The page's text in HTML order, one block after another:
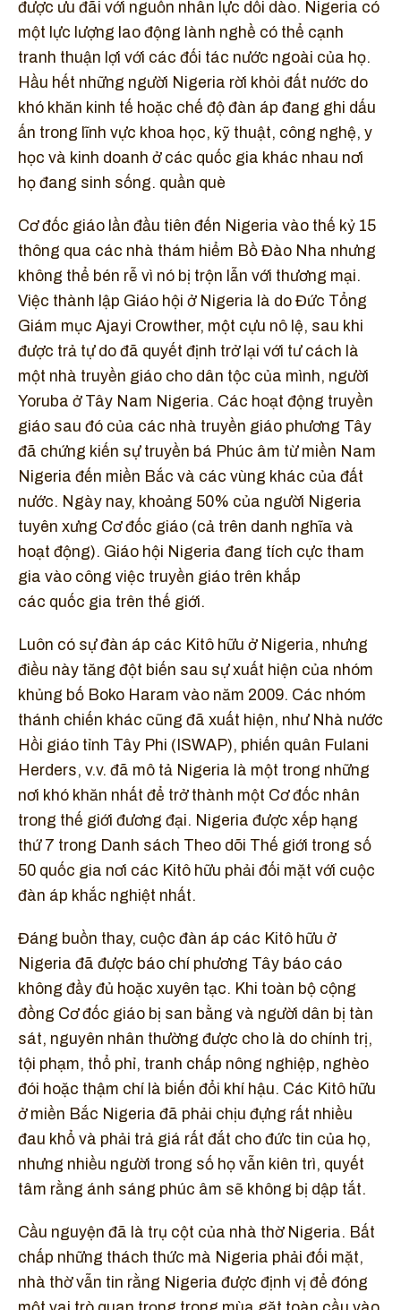
được ưu đãi với nguồn nhân lực dồi dào. Nigeria có
một lực lượng lao động lành nghề có thể cạnh
tranh thuận lợi với các đối tác nước ngoài của họ.
Hầu hết những người Nigeria rời khỏi đất nước do
khó khăn kinh tế hoặc chế độ đàn áp đang ghi dấu
ấn trong lĩnh vực khoa học, kỹ thuật, công nghệ, y
học và kinh doanh ở các quốc gia khác nhau nơi
họ đang sinh sống. quần què
Cơ đốc giáo lần đầu tiên đến Nigeria vào thế kỷ 15
thông qua các nhà thám hiểm Bồ Đào Nha nhưng
không thể bén rễ vì nó bị trộn lẫn với thương mại.
Việc thành lập Giáo hội ở Nigeria là do Đức Tổng
Giám mục Ajayi Crowther, một cựu nô lệ, sau khi
được trả tự do đã quyết định trở lại với tư cách là
một nhà truyền giáo cho dân tộc của mình, người
Yoruba ở Tây Nam Nigeria. Các hoạt động truyền
giáo sau đó của các nhà truyền giáo phương Tây
đã chứng kiến sự truyền bá Phúc âm từ miền Nam
Nigeria đến miền Bắc và các vùng khác của đất
nước. Ngày nay, khoảng 50% của người Nigeria
tuyên xưng Cơ đốc giáo (cả trên danh nghĩa và
hoạt động). Giáo hội Nigeria đang tích cực tham
gia vào công việc truyền giáo trên khắp
các quốc gia trên thế giới.
Luôn có sự đàn áp các Kitô hữu ở Nigeria, nhưng
điều này tăng đột biến sau sự xuất hiện của nhóm
khủng bố Boko Haram vào năm 2009. Các nhóm
thánh chiến khác cũng đã xuất hiện, như Nhà nước
Hồi giáo tỉnh Tây Phi (ISWAP), phiến quân Fulani
Herders, v.v. đã mô tả Nigeria là một trong những
nơi khó khăn nhất để trở thành một Cơ đốc nhân
trong thế giới đương đại. Nigeria được xếp hạng
thứ 7 trong Danh sách Theo dõi Thế giới trong số
50 quốc gia nơi các Kitô hữu phải đối mặt với cuộc
đàn áp khắc nghiệt nhất.
Đáng buồn thay, cuộc đàn áp các Kitô hữu ở
Nigeria đã được báo chí phương Tây báo cáo
không đầy đủ hoặc xuyên tạc. Khi toàn bộ cộng
đồng Cơ đốc giáo bị san bằng và người dân bị tàn
sát, nguyên nhân thường được cho là do chính trị,
tội phạm, thổ phỉ, tranh chấp nông nghiệp, nghèo
đói hoặc thậm chí là biến đổi khí hậu. Các Kitô hữu
ở miền Bắc Nigeria đã phải chịu đựng rất nhiều
đau khổ và phải trả giá rất đắt cho đức tin của họ,
nhưng nhiều người trong số họ vẫn kiên trì, quyết
tâm rằng ánh sáng phúc âm sẽ không bị dập tắt.
Cầu nguyện đã là trụ cột của nhà thờ Nigeria. Bất
chấp những thách thức mà Nigeria phải đối mặt,
nhà thờ vẫn tin rằng Nigeria được định vị để đóng